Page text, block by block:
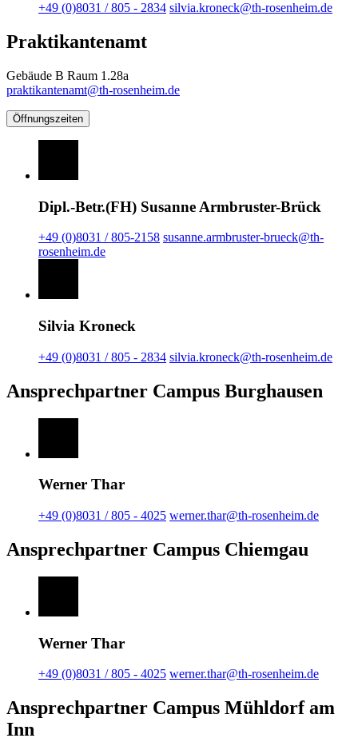
+49 (0)8031 / 805 - 2834 silvia.kroneck@th-rosenheim.de
Praktikantenamt
Gebäude B Raum 1.28a
praktikantenamt@th-rosenheim.de
Öffnungszeiten
Dipl.-Betr.(FH) Susanne Armbruster-Brück
+49 (0)8031 / 805-2158 susanne.armbruster-brueck@th-
rosenheim.de
Silvia Kroneck
+49 (0)8031 / 805 - 2834 silvia.kroneck@th-rosenheim.de
Ansprechpartner Campus Burghausen
Werner Thar
+49 (0)8031 / 805 - 4025 werner.thar@th-rosenheim.de
Ansprechpartner Campus Chiemgau
Werner Thar
+49 (0)8031 / 805 - 4025 werner.thar@th-rosenheim.de
Ansprechpartner Campus Mühldorf am
Inn